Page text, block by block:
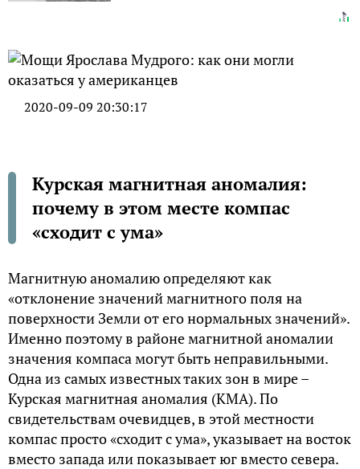
2020-09-09 20:30:17
Курская магнитная аномалия:
почему в этом месте компас
«сходит с ума»
Магнитную аномалию определяют как
«отклонение значений магнитного поля на
поверхности Земли от его нормальных значений».
Именно поэтому в районе магнитной аномалии
значения компаса могут быть неправильными.
Одна из самых известных таких зон в мире –
Курская магнитная аномалия (КМА). По
свидетельствам очевидцев, в этой местности
компас просто «сходит с ума», указывает на восток
вместо запада или показывает юг вместо севера.